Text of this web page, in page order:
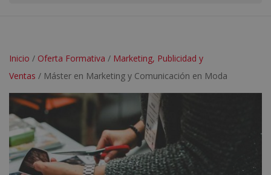
Inicio / Oferta Formativa / Marketing, Publicidad y
Ventas / Máster en Marketing y Comunicación en Moda